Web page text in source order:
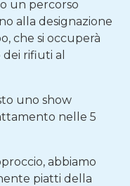
un percorso
alla designazione
che si occuperà
rifiuti al
uno show
nelle 5
abbiamo
piatti della